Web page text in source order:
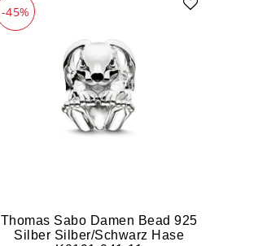
-45%
Thomas Sabo Damen Bead 925
Silber Silber/Schwarz Hase